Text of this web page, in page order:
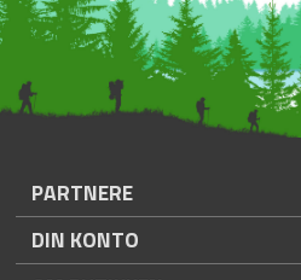
PARTNERE
DIN KONTO